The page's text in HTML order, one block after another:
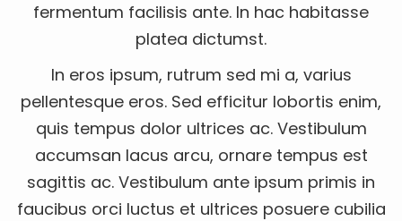
fermentum facilisis ante. In hac habitasse
platea dictumst.
In eros ipsum, rutrum sed mi a, varius
pellentesque eros. Sed efficitur lobortis enim,
quis tempus dolor ultrices ac. Vestibulum
accumsan lacus arcu, ornare tempus est
sagittis ac. Vestibulum ante ipsum primis in
faucibus orci luctus et ultrices posuere cubilia